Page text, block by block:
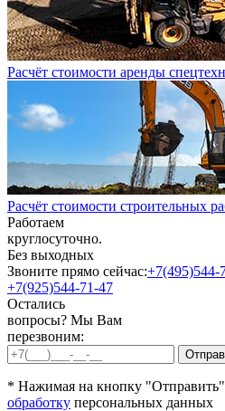
Расчёт стоимости аренды
Расчёт стоимости строительных
Работаем
круглосуточно.
Без выходных
Звоните прямо сейчас:+7(495)544-
+7(925)544-71-47
Остались
вопросы? Мы Вам
перезвоним:
* Нажимая на кнопку
обработку персональных данных